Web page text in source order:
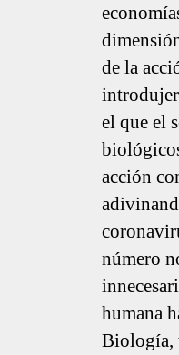
de la
el que el
acción
número
humana
Biología,